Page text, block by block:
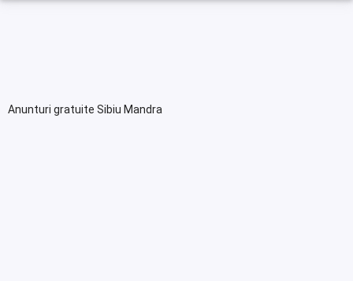
Anunturi gratuite Sibiu Mandra